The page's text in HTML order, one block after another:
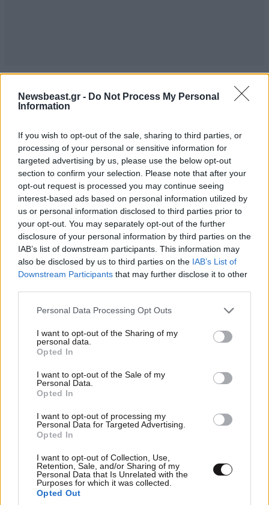
Newsbeast.gr - Do Not Process My Personal
Information
If you wish to opt-out of the sale, sharing to third parties, or
processing of your personal or sensitive information for
targeted advertising by us, please use the below opt-out
section to confirm your selection. Please note that after your
opt-out request is processed you may continue seeing
interest-based ads based on personal information utilized by
us or personal information disclosed to third parties prior to
your opt-out. You may separately opt-out of the further
disclosure of your personal information by third parties on the
IAB’s list of downstream participants. This information may
also be disclosed by us to third parties on the IAB’s List of
Downstream Participants that may further disclose it to other
Please note that this website/app uses one or more Google
not limited to your visit or usage behaviour. You may click to
grant or deny consent to Google and its third-party tags to
use your data for below specified purposes in below Google
consent section.
Personal Data Processing Opt Outs
I want to opt-out of the Sharing of my
personal data.
Opted In
I want to opt-out of the Sale of my
Personal Data.
Opted In
I want to opt-out of processing my
Personal Data for Targeted Advertising.
Opted In
I want to opt-out of Collection, Use,
Retention, Sale, and/or Sharing of my
Personal Data that Is Unrelated with the
Purposes for which it was collected.
Opted Out
LIFESTYLE08·08·2026 09:01
Νία Βαρντάλος – Σπύρος Κατσαγάνης: Μια